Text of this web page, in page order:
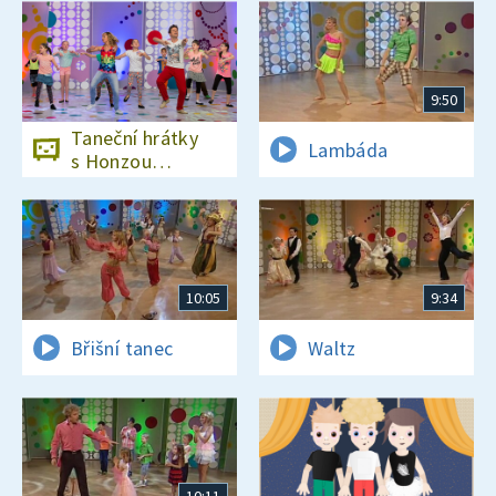
Taneční hrátky
s Honzou
Onderem
9:50
Lambáda
10:05
Břišní tanec
9:34
Waltz